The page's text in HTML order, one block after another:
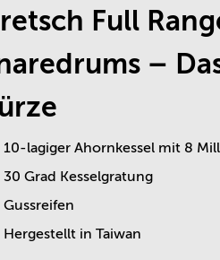
Full
–
10-lagiger Ahornkessel mit 8
30 Grad Kesselgratung
Gussreifen
Hergestellt in Taiwan